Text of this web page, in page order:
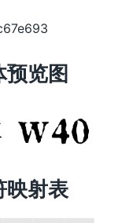
览图
映射表